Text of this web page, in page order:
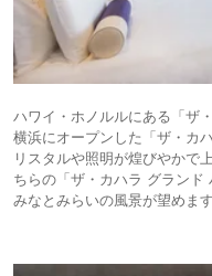
ハワイ・ホノルルにある「ザ
横浜にオープンした「ザ・カ
リスタルや照明が煌びやかで
ちらの「ザ・カハラ グランド
みなとみらいの風景が望めます